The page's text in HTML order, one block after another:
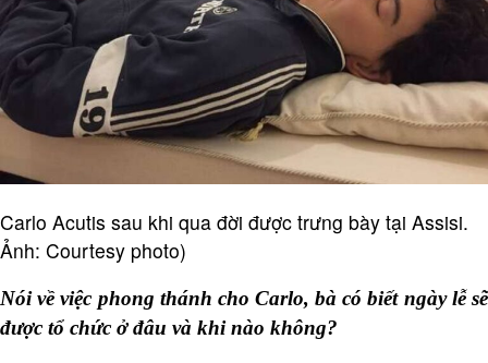
Carlo Acutis sau khi qua đời được trưng bày tại Assisi.
Ảnh: Courtesy photo)
Nói về việc phong thánh cho Carlo, bà có biết ngày lễ sẽ
được tổ chức ở đâu và khi nào không?